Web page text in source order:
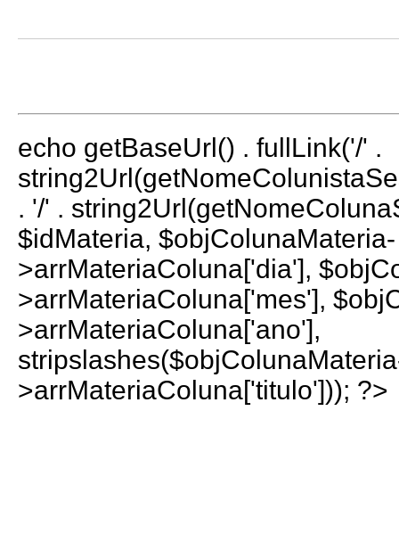
echo getBaseUrl() . fullLink('/' .
. '/' .
$idMateria, $objColunaMateria-
>arrMateriaColuna['dia'],
>arrMateriaColuna['mes'],
>arrMateriaColuna['ano'],
>arrMateriaColuna['titulo'])); ?>